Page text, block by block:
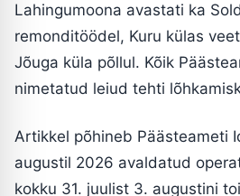
Lahingumoona avastati ka
remonditöödel, Kuru külas
Jõuga küla põllul. Kõik
nimetatud leiud tehti
Artikkel põhineb Päästeameti
augustil 2026 avaldatud
kokku 31. juulist 3. augustini